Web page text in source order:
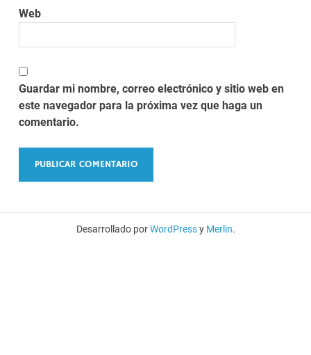
Web
Guardar mi nombre, correo electrónico y sitio web en
este navegador para la próxima vez que haga un
comentario.
Desarrollado porWordPressy Merlin.